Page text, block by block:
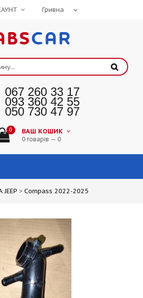
CAR
067 260 33 17
093 360 42 55
050 730 47 97
0 ВАШ КОШИК
0 товарів — 0
> Compass 2022-2025